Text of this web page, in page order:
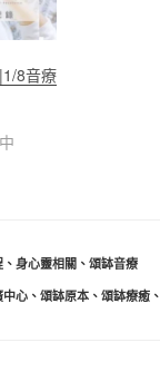
8音療
、 身心靈相關、 頌缽音療
中心、 頌缽原本、 頌缽療癒、